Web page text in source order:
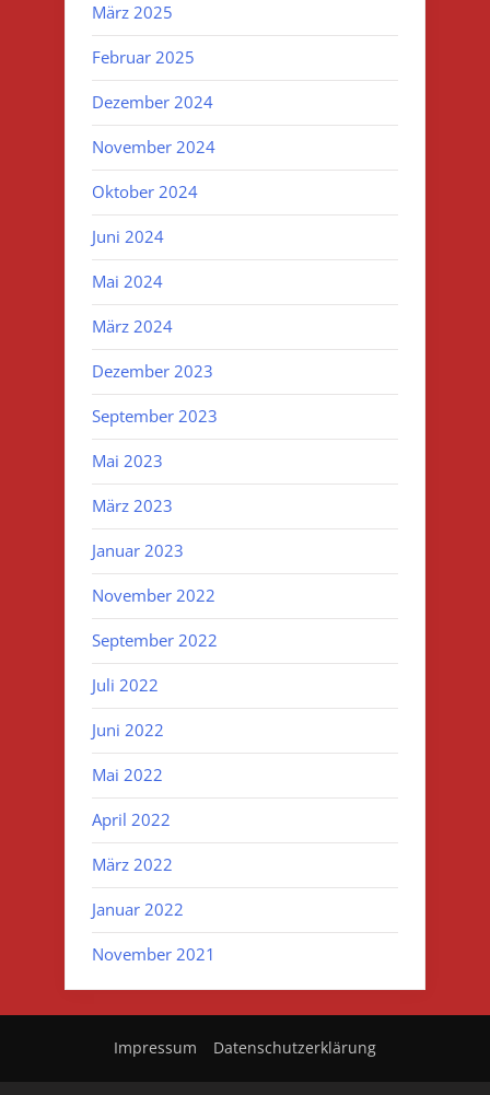
März 2025
Februar 2025
Dezember 2024
November 2024
Oktober 2024
Juni 2024
Mai 2024
März 2024
Dezember 2023
September 2023
Mai 2023
März 2023
Januar 2023
November 2022
September 2022
Juli 2022
Juni 2022
Mai 2022
April 2022
März 2022
Januar 2022
November 2021
Impressum Datenschutzerklärung